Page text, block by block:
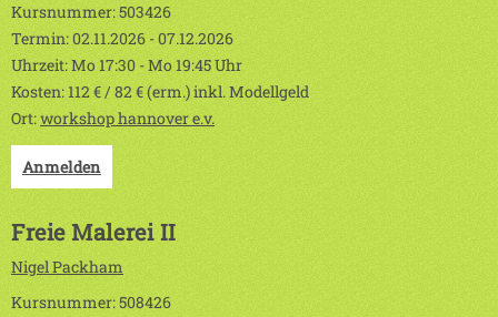
Kursnummer: 503426
Termin: 02.11.2026 - 07.12.2026
Uhrzeit: Mo 17:30 - Mo 19:45 Uhr
Kosten: 112 € / 82 € (erm.) inkl. Modellgeld
Ort:workshop hannover e.v.
Anmelden
Freie Malerei II
Nigel Packham
Kursnummer: 508426